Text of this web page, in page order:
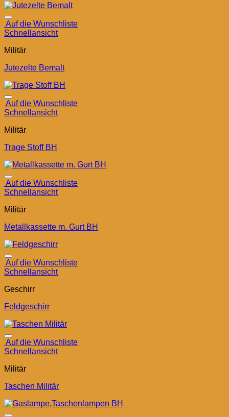
Auf die Wunschliste
Schnellansicht
Militär
Jutezelte Bemalt
Auf die Wunschliste
Schnellansicht
Militär
Trage Stoff BH
Auf die Wunschliste
Schnellansicht
Militär
Metallkassette m. Gurt BH
Auf die Wunschliste
Schnellansicht
Geschirr
Feldgeschirr
Auf die Wunschliste
Schnellansicht
Militär
Taschen Militär